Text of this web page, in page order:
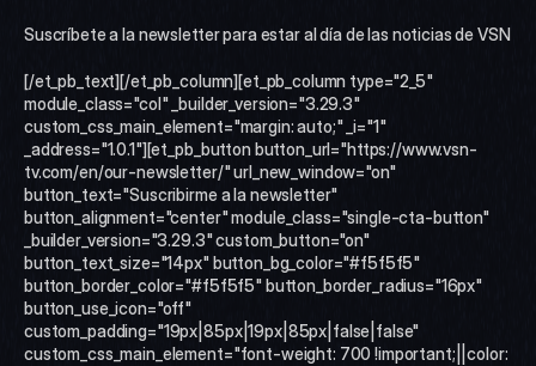
Suscríbete a la newsletter para estar al día de las noticias de VSN
[/et_pb_text][/et_pb_column][et_pb_column type="2_5"
module_class="col" _builder_version="3.29.3"
custom_css_main_element="margin: auto;" _i="1"
_address="1.0.1"][et_pb_button button_url="https://www.vsn-
tv.com/en/our-newsletter/" url_new_window="on"
button_text="Suscribirme a la newsletter"
button_alignment="center" module_class="single-cta-button"
_builder_version="3.29.3" custom_button="on"
button_text_size="14px" button_bg_color="#f5f5f5"
button_border_color="#f5f5f5" button_border_radius="16px"
button_use_icon="off"
custom_padding="19px|85px|19px|85px|false|false"
custom_css_main_element="font-weight: 700 !important;||color: